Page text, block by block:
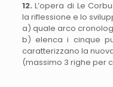
12.L’opera di Le
la riflessione e lo
a) quale arco
b) elenca i cinque
caratterizzano la
(massimo 3 righe per